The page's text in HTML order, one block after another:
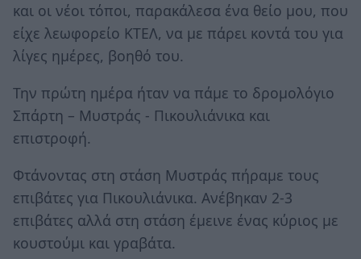
και οι νέοι τόποι, παρακάλεσα ένα θείο μου, που
είχε λεωφορείο ΚΤΕΛ, να με πάρει κοντά του για
λίγες ημέρες, βοηθό του.
Την πρώτη ημέρα ήταν να πάμε το δρομολόγιο
Σπάρτη – Μυστράς - Πικουλιάνικα και
επιστροφή.
Φτάνοντας στη στάση Μυστράς πήραμε τους
επιβάτες για Πικουλιάνικα. Ανέβηκαν 2-3
επιβάτες αλλά στη στάση έμεινε ένας κύριος με
κουστούμι και γραβάτα.